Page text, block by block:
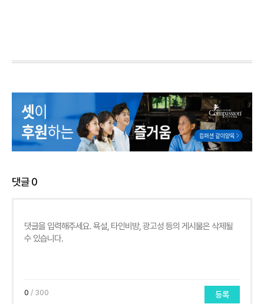
댓글0
0 / 300 등록